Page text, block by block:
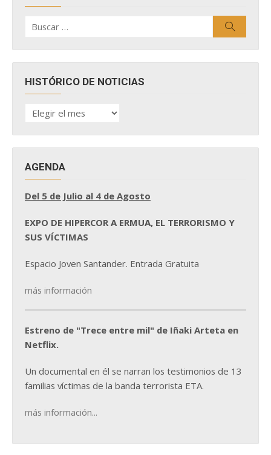
por:
HISTÓRICO DE NOTICIAS
HISTÓRICO
DE
AGENDA
Del 5 de Julio al 4 de Agosto
EXPO DE HIPERCOR A ERMUA, EL TERRORISMO Y
SUS VÍCTIMAS
Espacio Joven Santander. Entrada Gratuita
más información
Estreno de "Trece entre mil" de Iñaki Arteta en
Netflix.
Un documental en él se narran los testimonios de 13
familias víctimas de la banda terrorista ETA.
más información...